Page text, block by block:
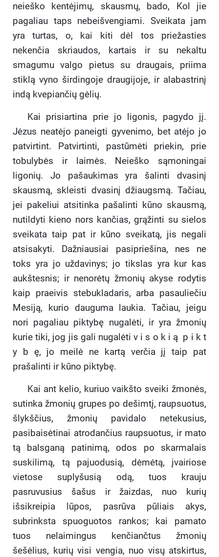
neieško kentėjimų, skausmų, bado, Kol jie
pagaliau taps nebeišvengiami. Sveikata jam
yra turtas, o, kai kiti dėl tos priežasties
nekenčia skriaudos, kartais ir su nekaltu
smagumu valgo pietus su draugais, priima
stiklą vyno širdingoje draugijoje, ir alabastrinį
indą kvepiančių gėlių.
Kai prisiartina prie jo ligonis, pagydo jį.
Jėzus neatėjo paneigti gyvenimo, bet atėjo jo
patvirtint. Patvirtinti, pastūmėti priekin, prie
tobulybės ir laimės. Neieško sąmoningai
ligonių. Jo pašaukimas yra šalinti dvasinį
skausmą, skleisti dvasinį džiaugsmą. Tačiau,
jei pakeliui atsitinka pašalinti kūno skausmą,
nutildyti kieno nors kančias, grąžinti su sielos
sveikata taip pat ir kūno sveikatą, jis negali
atsisakyti. Dažniausiai pasipriešina, nes ne
toks yra jo uždavinys; jo tikslas yra kur kas
aukštesnis; ir nenorėtų žmonių akyse rodytis
kaip praeivis stebukladaris, arba pasauliečiu
Mesiją, kurio dauguma laukia. Tačiau, jeigu
nori pagaliau piktybę nugalėti, ir yra žmonių
kurie tiki, jog jis gali nugalėti v i s o k i ą p i k t
y b ę, jo meilė ne kartą verčia jį taip pat
prašalinti ir kūno piktybę.
Kai ant kelio, kuriuo vaikšto sveiki žmonės,
sutinka žmonių grupes po dešimtį, raupsuotus,
šlykščius, žmonių pavidalo netekusius,
pasibaisėtinai atrodančius raupsuotus, ir mato
tą balsganą patinimą, odos po skarmalais
suskilimą, tą pajuodusią, dėmėtą, įvairiose
vietose suplyšusią odą, tuos krauju
pasruvusius šašus ir žaizdas, nuo kurių
išsikreipia lūpos, pasrūva pūliais akys,
subrinksta spuoguotos rankos; kai pamato
tuos nelaimingus kenčiančtus žmonių
šešėlius, kurių visi vengia, nuo visų atskirtus,